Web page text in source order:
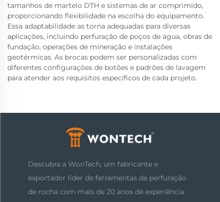
tamanhos de martelo DTH e sistemas de ar comprimido,
proporcionando flexibilidade na escolha do equipamento.
Essa adaptabilidade as torna adequadas para diversas
aplicações, incluindo perfuração de poços de água, obras de
fundação, operações de mineração e instalações
geotérmicas. As brocas podem ser personalizadas com
diferentes configurações de botões e padrões de lavagem
para atender aos requisitos específicos de cada projeto.
Descubra a WonTech, um fabricante e
exportador líder de ferramentas de perfuração
de rocha com mais de 20 anos de experiência